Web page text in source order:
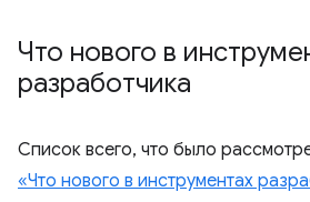
Что нового в
разработчика
Список всего, что было
«Что нового в инструментах